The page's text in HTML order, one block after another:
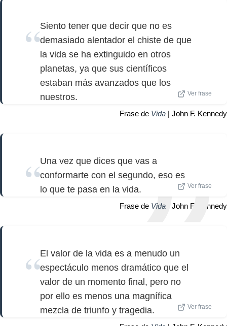
Siento tener que decir que no es
demasiado alentador el chiste de que
la vida se ha extinguido en otros
planetas, ya que sus científicos
estaban más avanzados que los
nuestros.
Ver frase
Frase de Vida | John F. Kennedy
Una vez que dices que vas a
conformarte con el segundo, eso es
lo que te pasa en la vida.
Ver frase
Frase de Vida | John F. Kennedy
El valor de la vida es a menudo un
espectáculo menos dramático que el
valor de un momento final, pero no
por ello es menos una magnífica
mezcla de triunfo y tragedia.
Ver frase